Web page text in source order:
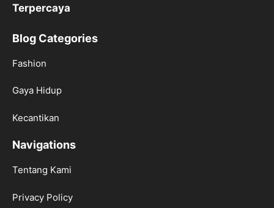
Terpercaya
Blog Categories
Fashion
Gaya Hidup
Kecantikan
Navigations
Tentang Kami
Privacy Policy